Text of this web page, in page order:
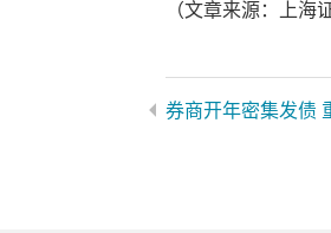
（文章来源：上海
券商开年密集发债